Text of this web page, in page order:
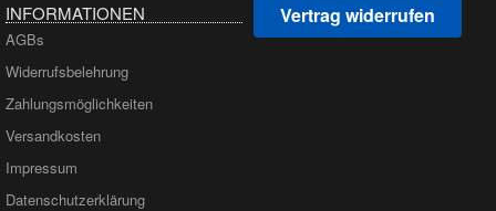
INFORMATIONEN
AGBs
Widerrufsbelehrung
Zahlungsmöglichkeiten
Versandkosten
Impressum
Datenschutzerklärung
Vertrag widerrufen